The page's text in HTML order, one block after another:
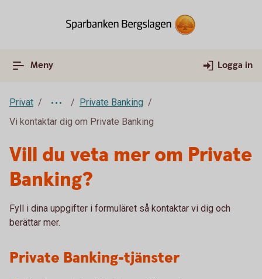
Meny Logga in
Privat
Private Banking
Vi kontaktar dig om Private Banking
Vill du veta mer om Private
Banking?
Fyll i dina uppgifter i formuläret så kontaktar vi dig och
berättar mer.
Private Banking-tjänster